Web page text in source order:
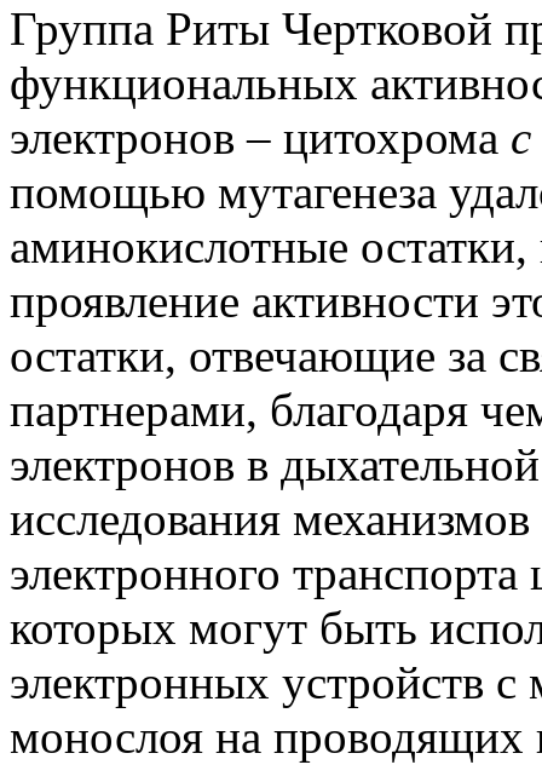
Группа Риты Чертковой
функциональных
электронов – цитохрома с
помощью мутагенеза
аминокислотные остатки,
проявление активности
остатки, отвечающие за
партнерами, благодаря
электронов в
исследования
электронного
которых могут быть
электронных устройств с
монослоя на проводящих